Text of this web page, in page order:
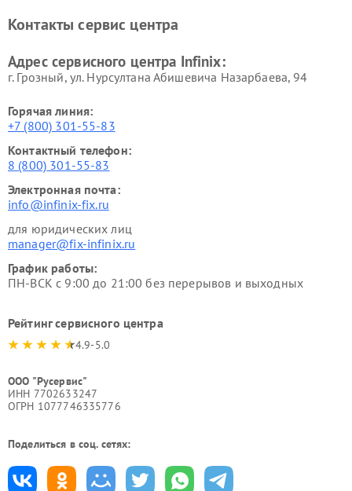
Контакты сервис центра
Адрес сервисного центра Infinix:
г. Грозный, ул. Нурсултана Абишевича Назарбаева, 94
Горячая линия:
+7 (800) 301-55-83
Контактный телефон:
8 (800) 301-55-83
Электронная почта:
info@infinix-fix.ru
для юридических лиц
manager@fix-infinix.ru
График работы:
ПН-ВСК с 9:00 до 21:00 без перерывов и выходных
Рейтинг сервисного центра
4.9-5.0
ООО "Русервис"
ИНН 7702633247
ОГРН 1077746335776
Поделиться в соц. сетях: